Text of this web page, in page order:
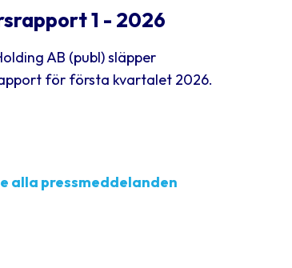
1 - 2026
AB (publ) släpper
för första kvartalet 2026.
alla pressmeddelanden